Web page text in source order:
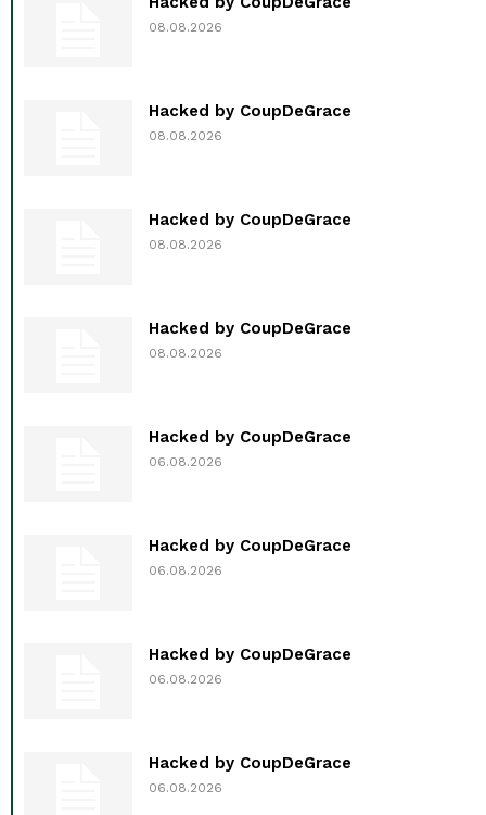
08.08.2026
Hacked by CoupDeGrace
08.08.2026
Hacked by CoupDeGrace
08.08.2026
Hacked by CoupDeGrace
08.08.2026
Hacked by CoupDeGrace
06.08.2026
Hacked by CoupDeGrace
06.08.2026
Hacked by CoupDeGrace
06.08.2026
Hacked by CoupDeGrace
06.08.2026